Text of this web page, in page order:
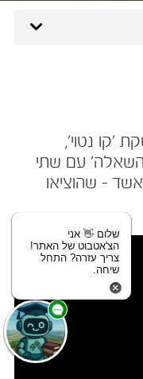
'קו נטוי',
השאלה' עם שתי
- שהוציאו
שלום 👋 אני
הצ'אטבוט של האתר!
צריך עזרה? התחל
שיחה.